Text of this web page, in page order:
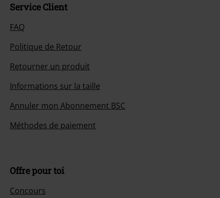
Service Client
FAQ
Politique de Retour
Retourner un produit
Informations sur la taille
Annuler mon Abonnement BSC
Méthodes de paiement
Offre pour toi
Concours